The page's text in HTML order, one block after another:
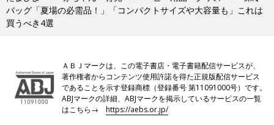
バッグ「夏場の必需品！」「コンパクトサイズや大容量も」これは
買うべき4選
ＡＢＪマークは、この電子書店・電子書籍配信サービスが、
著作権者からコンテンツ使用許諾を得た正規版配信サービス
であることを示す登録商標（登録番号 第11091000号）です。
ABJマークの詳細、ABJマークを掲示しているサービスの一覧
はこちら→https://aebs.or.jp/